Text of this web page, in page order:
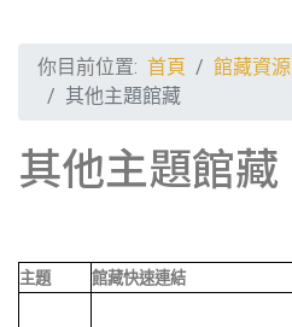
你目前位置: 首頁 館藏資源
其他主題館藏
其他主題館藏
主題 館藏快速連結